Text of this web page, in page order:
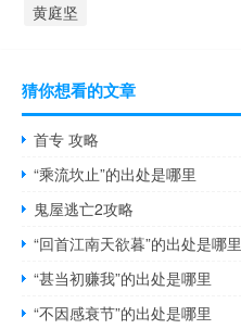
黄庭坚
猜你想看的文章
首专 攻略
“乘流坎止”的出处是哪里
鬼屋逃亡2攻略
“回首江南天欲暮”的出处是哪里
“甚当初赚我”的出处是哪里
“不因感衰节”的出处是哪里